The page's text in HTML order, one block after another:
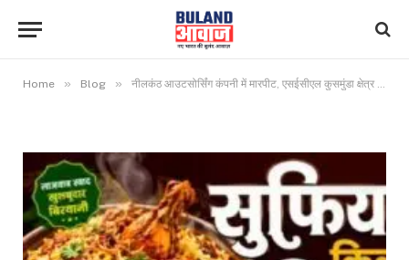
Home » Blog » नीलकंठ आउटसोर्सिंग कंपनी में मारपीट, एसईसीएल कुसमुंडा क्षेत्र के चंद्रनगर गांव के भूविस्थापितों का मामला